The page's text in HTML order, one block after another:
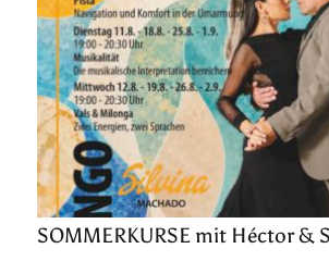
SOMMERKURSE mit Héctor &